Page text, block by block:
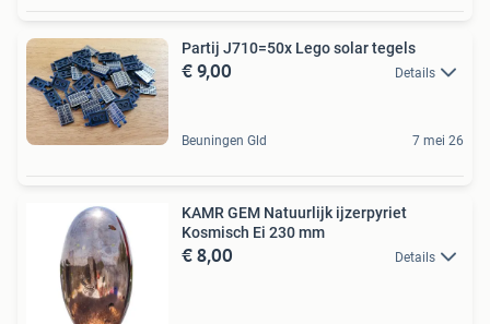
Partij J710=50x Lego solar tegels
€ 9,00 Details
Beuningen Gld 7 mei 26
KAMR GEM Natuurlijk ijzerpyriet
Kosmisch Ei 230 mm
€ 8,00 Details